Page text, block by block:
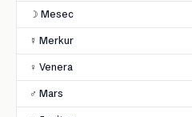
☽ Mesec
☿ Merkur
♀ Venera
♂ Mars